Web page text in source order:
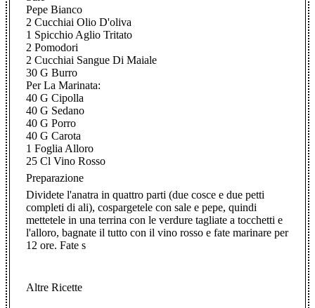
Pepe Bianco
2 Cucchiai Olio D'oliva
1 Spicchio Aglio Tritato
2 Pomodori
2 Cucchiai Sangue Di Maiale
30 G Burro
Per La Marinata:
40 G Cipolla
40 G Sedano
40 G Porro
40 G Carota
1 Foglia Alloro
25 Cl Vino Rosso
Preparazione
Dividete l'anatra in quattro parti (due cosce e due petti
completi di ali), cospargetele con sale e pepe, quindi
mettetele in una terrina con le verdure tagliate a tocchetti e
l'alloro, bagnate il tutto con il vino rosso e fate marinare per
12 ore. Fate s
Altre Ricette